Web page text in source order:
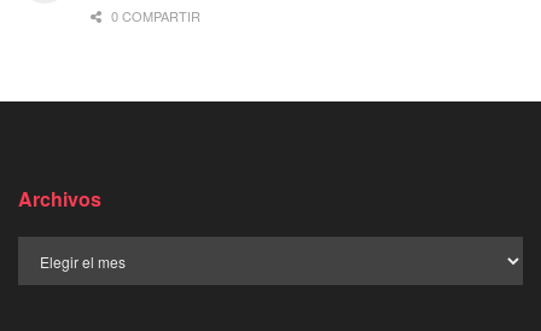
0 COMPARTIR
Archivos